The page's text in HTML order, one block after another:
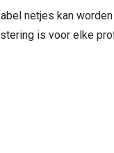
netjes kan
is voor elke